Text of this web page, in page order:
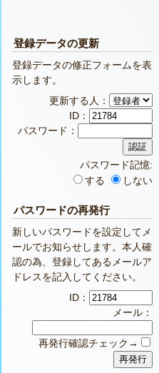
登録データの更新
登録データの修正フォームを表
示します。
更新する人：
ID：
パスワード：
パスワード記憶:
する
しない
パスワードの再発行
新しいパスワードを設定してメ
ールでお知らせします。本人確
認の為、登録してあるメールア
ドレスを記入してください。
ID：
メール：
再発行確認チェック→